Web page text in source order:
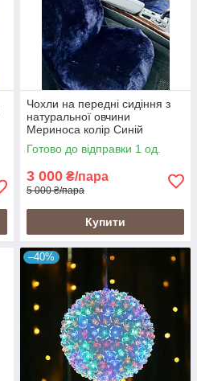
Чохли на передні сидіння з
натуральної овчини
Мериноса колір Синій
Готово до відправки 1 од.
3 000 ₴/пара
5 000 ₴/пара
Купити
–40%